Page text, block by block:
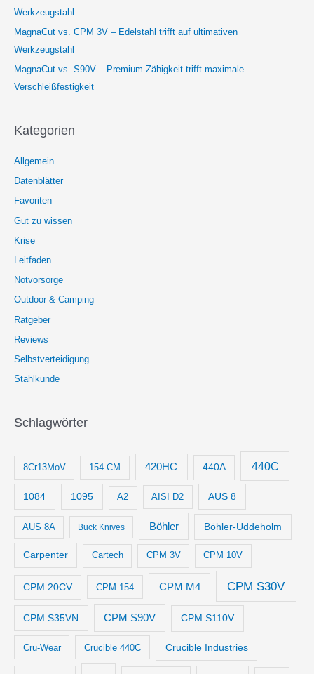
Werkzeugstahl
MagnaCut vs. CPM 3V – Edelstahl trifft auf ultimativen
Werkzeugstahl
MagnaCut vs. S90V – Premium-Zähigkeit trifft maximale
Verschleißfestigkeit
Kategorien
Allgemein
Datenblätter
Favoriten
Gut zu wissen
Krise
Leitfaden
Notvorsorge
Outdoor & Camping
Ratgeber
Reviews
Selbstverteidigung
Stahlkunde
Schlagwörter
8Cr13MoV 154 CM 420HC 440A 440C
1084 1095 A2 AISI D2 AUS 8
AUS 8A Buck Knives Böhler Böhler-Uddeholm
Carpenter Cartech CPM 3V CPM 10V
CPM 20CV CPM 154 CPM M4 CPM S30V
CPM S35VN CPM S90V CPM S110V
Cru-Wear Crucible 440C Crucible Industries